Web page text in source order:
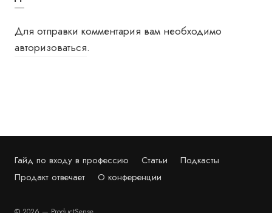
Для отправки комментария вам необходимо
авторизоваться.
Гайд по входу в профессию Статьи
Подкасты
Продакт отвечает
О конференции